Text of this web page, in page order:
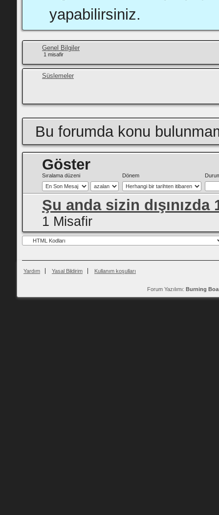
yapabilirsiniz.
Genel Bilgiler
1 misafir
Süslemeler
Bu forumda konu
Göster
Sıralama düzeni Dönem
Şu anda sizin
1 Misafir
Yardım Yasal Bildirim Kullanım koşulları
Forum Yazılımı: Burning